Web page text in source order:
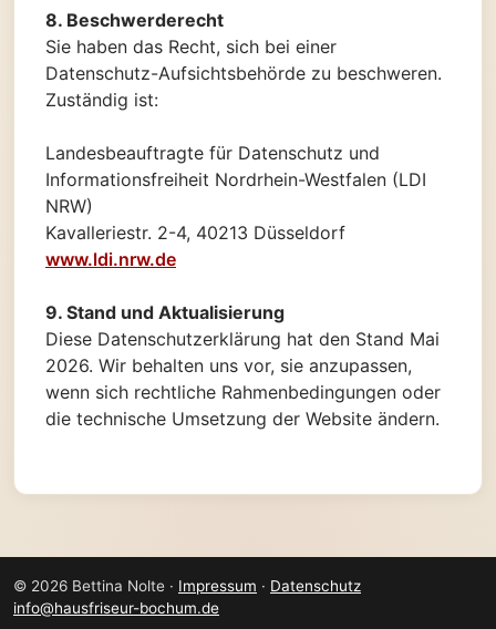
8. Beschwerderecht
Sie haben das Recht, sich bei einer
Datenschutz-Aufsichtsbehörde zu beschweren.
Zuständig ist:
Landesbeauftragte für Datenschutz und
Informationsfreiheit Nordrhein-Westfalen (LDI
NRW)
Kavalleriestr. 2-4, 40213 Düsseldorf
www.ldi.nrw.de
9. Stand und Aktualisierung
Diese Datenschutzerklärung hat den Stand Mai
2026. Wir behalten uns vor, sie anzupassen,
wenn sich rechtliche Rahmenbedingungen oder
die technische Umsetzung der Website ändern.
© 2026 Bettina Nolte · Impressum · Datenschutz
info@hausfriseur-bochum.de